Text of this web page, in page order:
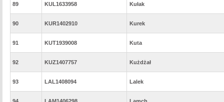
89 KUL1633958 Kułak
90 KUR1402910 Kurek
91 KUT1939008 Kuta
92 KUZ1407757 Kużdżał
93 LAL1408094 Lalek